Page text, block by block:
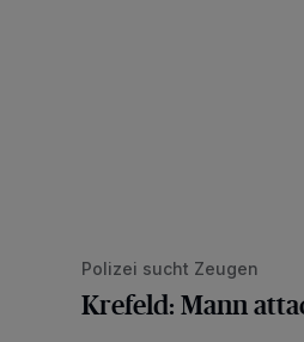
Polizei sucht Zeugen
Krefeld: Mann